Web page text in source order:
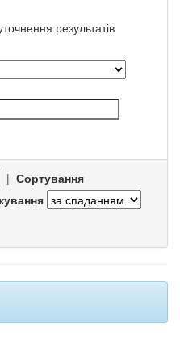
результатів
| Сортування